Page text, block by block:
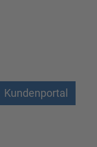
Kundenportal